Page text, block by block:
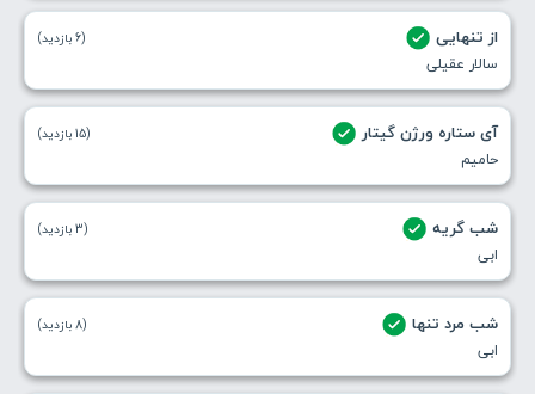
از تنهایی
سالار عقیلی
(6 بازدید)
آی ستاره ورژن گیتار
حامیم
(15 بازدید)
شب گریه
ابی
(3 بازدید)
شب مرد تنها
ابی
(8 بازدید)